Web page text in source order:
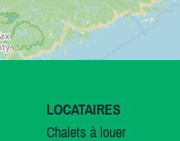
LOCATAIRES
Chalets à louer